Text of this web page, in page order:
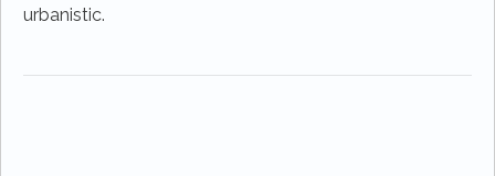
urbanistic.